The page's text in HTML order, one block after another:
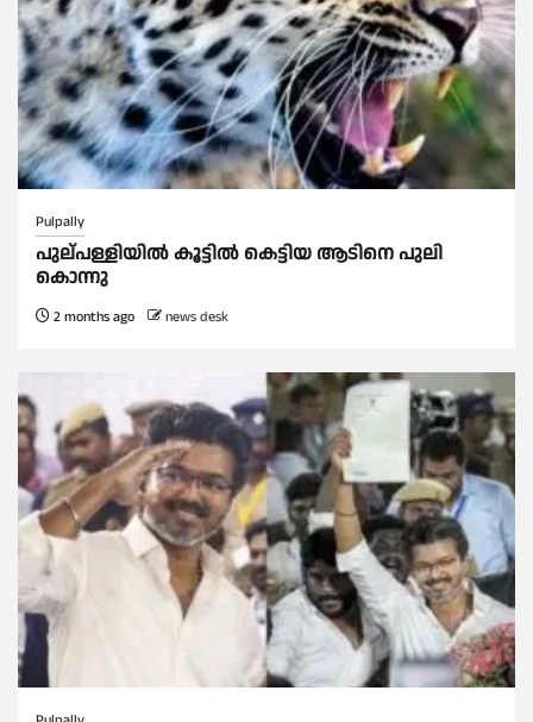
Pulpally
പുല്പള്ളിയിൽ കൂട്ടില്‍ കെട്ടിയ ആടിനെ പുലി
കൊന്നു
2 months ago news desk